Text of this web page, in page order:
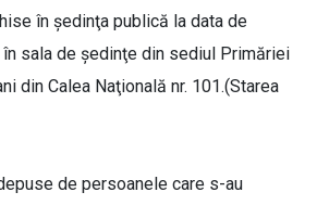
în şedinţa publică la data de
în sala de şedinţe din sediul Primăriei
din Calea Naţională nr. 101.(Starea
de persoanele care s-au